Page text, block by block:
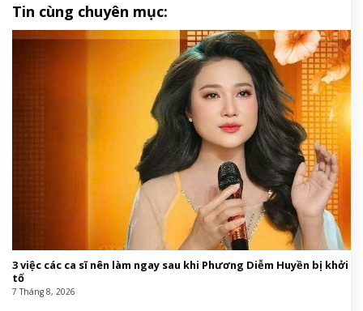
Tin cùng chuyên mục:
3 việc các ca sĩ nên làm ngay sau khi Phương Diễm Huyền bị khởi
tố
7 Tháng 8, 2026